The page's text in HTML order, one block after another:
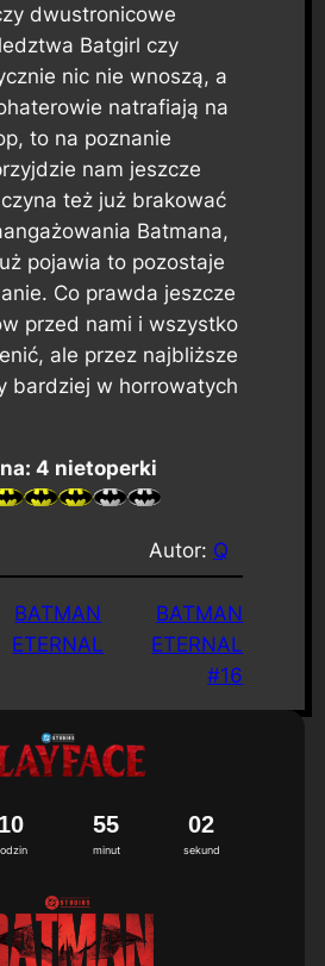
dwustronicowe
Batgirl czy
nic nie wnoszą, a
natrafiają na
to na poznanie
nam jeszcze
też już brakować
Batmana,
pojawia to pozostaje
Co prawda jeszcze
przed nami i wszystko
ale przez najbliższe
bardziej w horrowatych
4 nietoperki
Autor: Q
BATMAN
ETERNAL
BATMAN
ETERNAL
#16
10
minut
55
sekund
02